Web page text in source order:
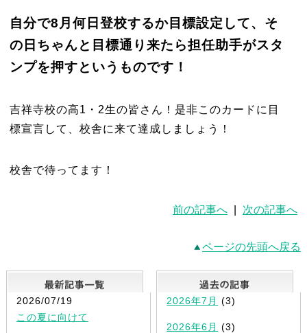
自分で8月何日登校するか目標設定して、そ
の日ちゃんと目標通り来たら担任助手がスタ
ンプを押すというものです！
吉祥寺校の高1・2生の皆さん！是非このカードに目
標宣言して、校舎に来て達成しましょう！
校舎で待ってます！
前の記事へ 次の記事へ
ページの先頭へ戻る
最新記事一覧
2026/07/19
この夏に向けて
2026年7月 (3)
2026年6月 (3)